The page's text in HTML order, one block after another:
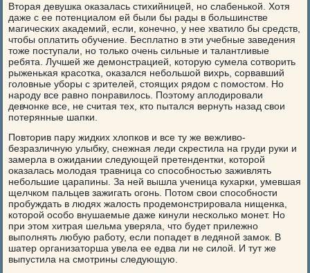
Вторая девушка оказалась стихийницей, но слабенькой. Хотя
даже с ее потенциалом ей были бы рады в большинстве
магических академий, если, конечно, у нее хватило бы средств,
чтобы оплатить обучение. Бесплатно в эти учебные заведения
тоже поступали, но только очень сильные и талантливые
ребята. Лучшей же демонстрацией, которую сумела сотворить
рыженькая красотка, оказался небольшой вихрь, сорвавший
головные уборы с зрителей, стоящих рядом с помостом. Но
народу все равно понравилось. Поэтому аплодировали
девчонке все, не считая тех, кто пытался вернуть назад свои
потерянные шапки.
Повторив пару жидких хлопков и все ту же вежливо-
безразличную улыбку, снежная леди скрестила на груди руки и
замерла в ожидании следующей претендентки, которой
оказалась молодая травница со способностью заживлять
небольшие царапины. За ней вышла ученица кухарки, умевшая
щелчком пальцев зажигать огонь. Потом свои способности
пробуждать в людях жалость продемонстрировала нищенка,
которой особо внушаемые даже кинули несколько монет. Но
при этом хитрая шельма уверяла, что будет прилежно
выполнять любую работу, если попадет в ледяной замок. В
шатер организаторша увела ее едва ли не силой. И тут же
выпустила на смотрины следующую.